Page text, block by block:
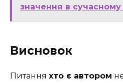
значення в сучасному
Висновок
Питання хто є автором